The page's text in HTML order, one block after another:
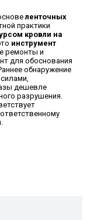
ленточных
практики
кровли на
инструмент
ремонты и
для обоснования
обнаружение
дешевле
разрушения.